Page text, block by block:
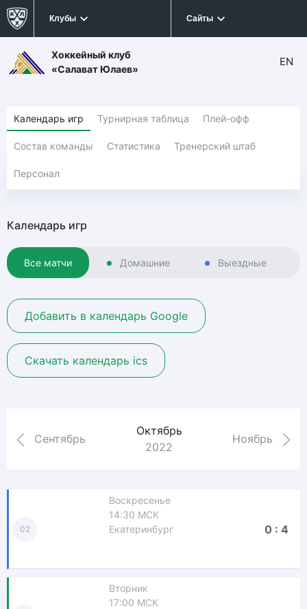
Клубы Сайты
Хоккейный клуб
«Салават Юлаев»
EN
Календарь игр Турнирная таблица Плей-офф
Состав команды Статистика Тренерский штаб
Персонал
Календарь игр
Все матчи Домашние Выездные
Добавить в календарь Google
Скачать календарь ics
Сентябрь
Октябрь
2022
Ноябрь
02
Воскресенье
14:30 МСК
Екатеринбург
0 : 4
Вторник
17:00 МСК